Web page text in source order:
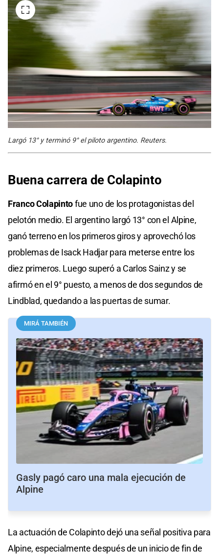
Largó 13° y terminó 9° el piloto argentino. Reuters.
Buena carrera de Colapinto
Franco Colapintofue uno de los protagonistas del
pelotón medio. El argentino largó 13° con el Alpine,
ganó terreno en los primeros giros y aprovechó los
problemas de Isack Hadjar para meterse entre los
diez primeros. Luego superó a Carlos Sainz y se
afirmó en el 9° puesto, a menos de dos segundos de
Lindblad, quedando a las puertas de sumar.
MIRÁ TAMBIÉN
Gasly pagó caro una mala ejecución de
Alpine
La actuación de Colapinto dejó una señal positiva para
Alpine, especialmente después de un inicio de fin de